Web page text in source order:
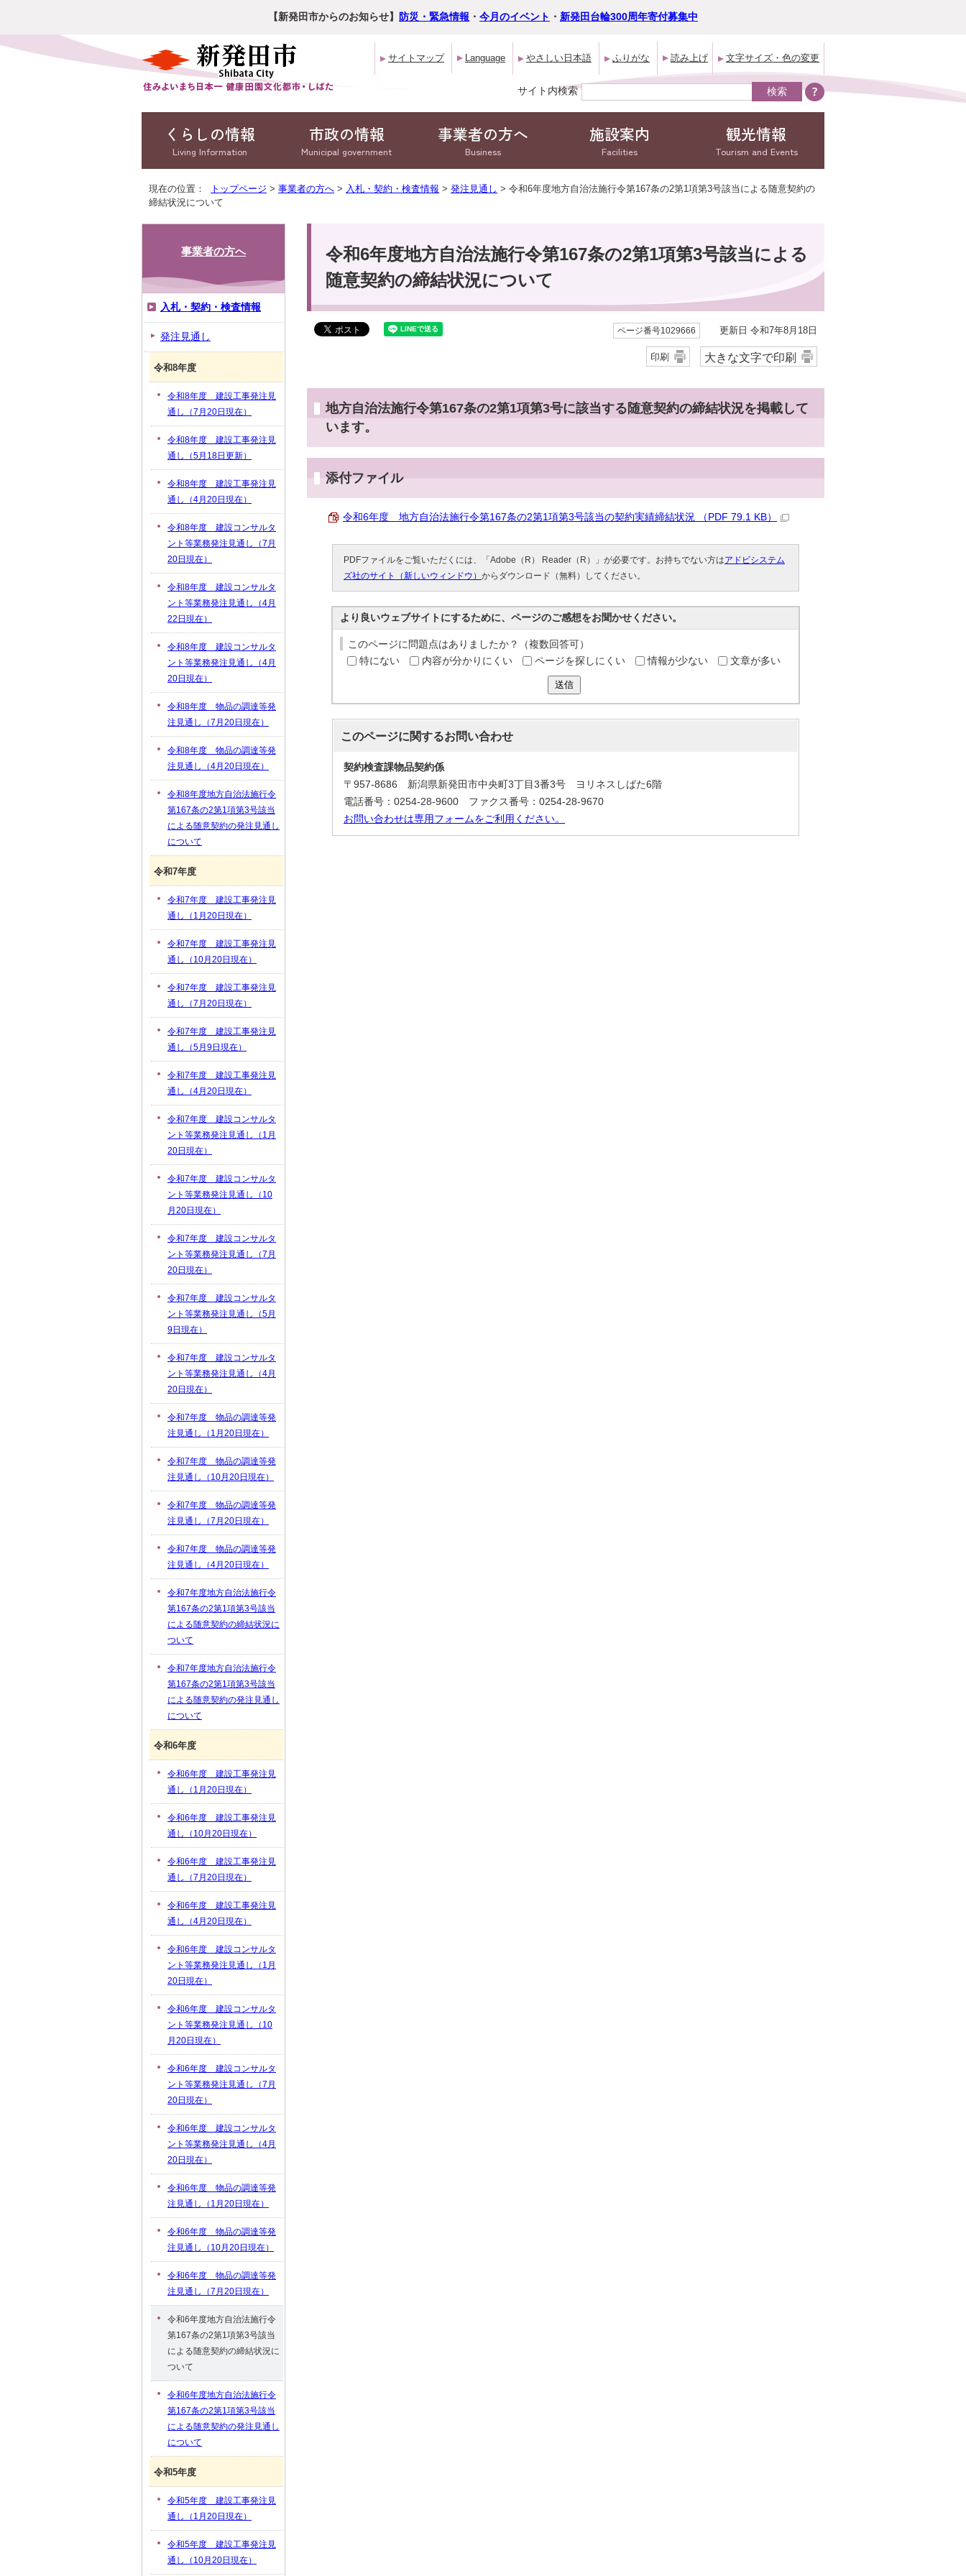
【新発田市からのお知らせ】 防災・緊急情報 ・ 今月のイベント ・ 新発田台輪300周年寄付募集中
サイトマップ Language やさしい日本語 ふりがな 読み上げ 文字サイズ・色の変更
サイト内検索
くらしの情報
Living Information
市政の情報
Municipal government
事業者の方へ
Business
施設案内
Facilities
観光情報
Tourism and Events
現在の位置： トップページ > 事業者の方へ > 入札・契約・検査情報 > 発注見通し > 令和6年度地方自治法施行令第167条の2第1項第3号該当による随意契約の
締結状況について
令和6年度地方自治法施行令第167条の2第1項第3号該当による
随意契約の締結状況について
ページ番号1029666 更新日 令和7年8月18日
印刷 大きな文字で印刷
地方自治法施行令第167条の2第1項第3号に該当する随意契約の締結状況を掲載して
います。
添付ファイル
令和6年度 地方自治法施行令第167条の2第1項第3号該当の契約実績締結状況 （PDF 79.1 KB）
PDFファイルをご覧いただくには、「Adobe（R） Reader（R）」が必要です。お持ちでない方はアドビシステム
ズ社のサイト（新しいウィンドウ） からダウンロード（無料）してください。
より良いウェブサイトにするために、ページのご感想をお聞かせください。
このページに問題点はありましたか？（複数回答可）
特にない
内容が分かりにくい ページを探しにくい 情報が少ない 文章が多い
送信
このページに関するお問い合わせ
契約検査課物品契約係
〒957-8686 新潟県新発田市中央町3丁目3番3号 ヨリネスしばた6階
電話番号：0254-28-9600 ファクス番号：0254-28-9670
お問い合わせは専用フォームをご利用ください。
事業者の方へ
入札・契約・検査情報
発注見通し
令和8年度
令和8年度 建設工事発注見
通し（7月20日現在）
令和8年度 建設工事発注見
通し（5月18日更新）
令和8年度 建設工事発注見
通し（4月20日現在）
令和8年度 建設コンサルタ
ント等業務発注見通し（7月
20日現在）
令和8年度 建設コンサルタ
ント等業務発注見通し（4月
22日現在）
令和8年度 建設コンサルタ
ント等業務発注見通し（4月
20日現在）
令和8年度 物品の調達等発
注見通し（7月20日現在）
令和8年度 物品の調達等発
注見通し（4月20日現在）
令和8年度地方自治法施行令
第167条の2第1項第3号該当
による随意契約の発注見通し
について
令和7年度
令和7年度 建設工事発注見
通し（1月20日現在）
令和7年度 建設工事発注見
通し（10月20日現在）
令和7年度 建設工事発注見
通し（7月20日現在）
令和7年度 建設工事発注見
通し（5月9日現在）
令和7年度 建設工事発注見
通し（4月20日現在）
令和7年度 建設コンサルタ
ント等業務発注見通し（1月
20日現在）
令和7年度 建設コンサルタ
ント等業務発注見通し（10
月20日現在）
令和7年度 建設コンサルタ
ント等業務発注見通し（7月
20日現在）
令和7年度 建設コンサルタ
ント等業務発注見通し（5月
9日現在）
令和7年度 建設コンサルタ
ント等業務発注見通し（4月
20日現在）
令和7年度 物品の調達等発
注見通し（1月20日現在）
令和7年度 物品の調達等発
注見通し（10月20日現在）
令和7年度 物品の調達等発
注見通し（7月20日現在）
令和7年度 物品の調達等発
注見通し（4月20日現在）
令和7年度地方自治法施行令
第167条の2第1項第3号該当
による随意契約の締結状況に
ついて
令和7年度地方自治法施行令
第167条の2第1項第3号該当
による随意契約の発注見通し
について
令和6年度
令和6年度 建設工事発注見
通し（1月20日現在）
令和6年度 建設工事発注見
通し（10月20日現在）
令和6年度 建設工事発注見
通し（7月20日現在）
令和6年度 建設工事発注見
通し（4月20日現在）
令和6年度 建設コンサルタ
ント等業務発注見通し（1月
20日現在）
令和6年度 建設コンサルタ
ント等業務発注見通し（10
月20日現在）
令和6年度 建設コンサルタ
ント等業務発注見通し（7月
20日現在）
令和6年度 建設コンサルタ
ント等業務発注見通し（4月
20日現在）
令和6年度 物品の調達等発
注見通し（1月20日現在）
令和6年度 物品の調達等発
注見通し（10月20日現在）
令和6年度 物品の調達等発
注見通し（7月20日現在）
令和6年度地方自治法施行令
第167条の2第1項第3号該当
による随意契約の締結状況に
ついて
令和6年度地方自治法施行令
第167条の2第1項第3号該当
による随意契約の発注見通し
について
令和5年度
令和5年度 建設工事発注見
通し（1月20日現在）
令和5年度 建設工事発注見
通し（10月20日現在）